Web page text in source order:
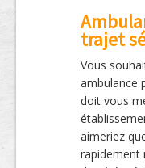
trajet
Vous
ambulance
doit vous
aimeriez
rapidement